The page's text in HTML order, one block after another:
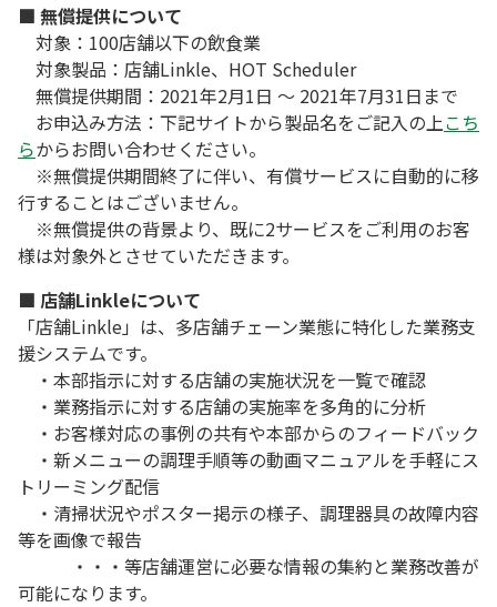
■ 無償提供について
対象：100店舗以下の飲食業
対象製品：店舗Linkle、HOT Scheduler
無償提供期間：2021年2月1日 ～ 2021年7月31日まで
お申込み方法：下記サイトから製品名をご記入の上こち
らからお問い合わせください。
※無償提供期間終了に伴い、有償サービスに自動的に移
行することはございません。
※無償提供の背景より、既に2サービスをご利用のお客
様は対象外とさせていただきます。
■ 店舗Linkleについて
「店舗Linkle」は、多店舗チェーン業態に特化した業務支
援システムです。
・本部指示に対する店舗の実施状況を一覧で確認
・業務指示に対する店舗の実施率を多角的に分析
・お客様対応の事例の共有や本部からのフィードバック
・新メニューの調理手順等の動画マニュアルを手軽にス
トリーミング配信
・清掃状況やポスター掲示の様子、調理器具の故障内容
等を画像で報告
・・・等店舗運営に必要な情報の集約と業務改善が
可能になります。